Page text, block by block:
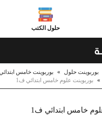
حلول الكتب
بوربوينت حلول » بوربوينت خامس
» بوربوينت علوم خامس ابتدائي ف1
خامس ابتدائي ف1